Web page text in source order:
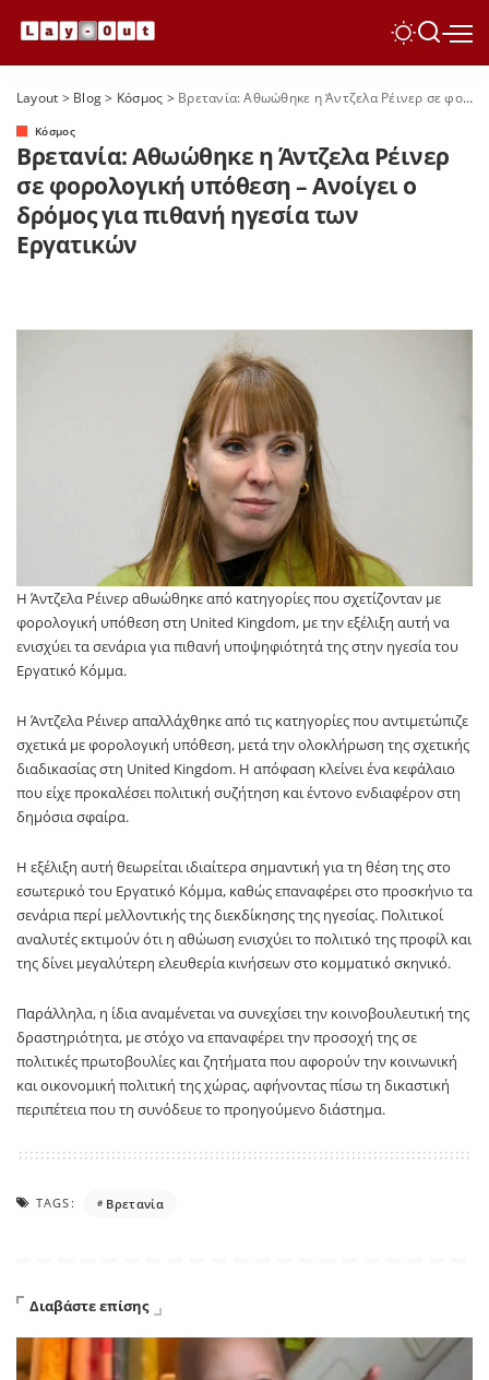
Layout > Blog> Κόσμος > Βρετανία: Αθωώθηκε η Άντζελα Ρέινερ σε φορολογική υπόθεση – Ανοίγει ο δρόμος για πιθανή ηγεσία των Εργατικών
Κόσμος
Βρετανία: Αθωώθηκε η Άντζελα Ρέινερ
σε φορολογική υπόθεση – Ανοίγει ο
δρόμος για πιθανή ηγεσία των
Εργατικών
Η Άντζελα Ρέινερ αθωώθηκε από κατηγορίες που σχετίζονταν με
φορολογική υπόθεση στη United Kingdom, με την εξέλιξη αυτή να
ενισχύει τα σενάρια για πιθανή υποψηφιότητά της στην ηγεσία του
Εργατικό Κόμμα.
Η Άντζελα Ρέινερ απαλλάχθηκε από τις κατηγορίες που αντιμετώπιζε
σχετικά με φορολογική υπόθεση, μετά την ολοκλήρωση της σχετικής
διαδικασίας στη United Kingdom. Η απόφαση κλείνει ένα κεφάλαιο
που είχε προκαλέσει πολιτική συζήτηση και έντονο ενδιαφέρον στη
δημόσια σφαίρα.
Η εξέλιξη αυτή θεωρείται ιδιαίτερα σημαντική για τη θέση της στο
εσωτερικό του Εργατικό Κόμμα, καθώς επαναφέρει στο προσκήνιο τα
σενάρια περί μελλοντικής της διεκδίκησης της ηγεσίας. Πολιτικοί
αναλυτές εκτιμούν ότι η αθώωση ενισχύει το πολιτικό της προφίλ και
της δίνει μεγαλύτερη ελευθερία κινήσεων στο κομματικό σκηνικό.
Παράλληλα, η ίδια αναμένεται να συνεχίσει την κοινοβουλευτική της
δραστηριότητα, με στόχο να επαναφέρει την προσοχή της σε
πολιτικές πρωτοβουλίες και ζητήματα που αφορούν την κοινωνική
και οικονομική πολιτική της χώρας, αφήνοντας πίσω τη δικαστική
περιπέτεια που τη συνόδευε το προηγούμενο διάστημα.
TAGS: Βρετανία
Διαβάστε επίσης